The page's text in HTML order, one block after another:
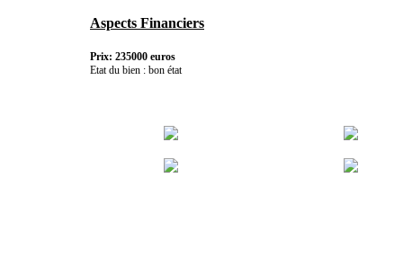
Aspects Financiers
Prix: 235000 euros
Etat du bien : bon état